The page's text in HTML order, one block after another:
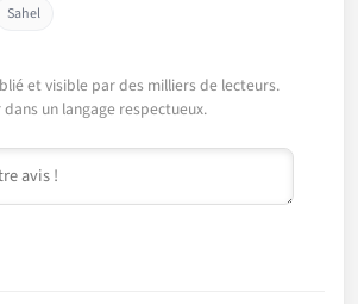
Sahel
et visible par des milliers de lecteurs.
un langage respectueux.